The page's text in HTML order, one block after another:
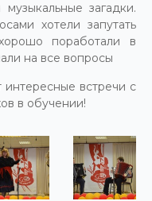
загадки.
хотели запутать
поработали в
на все вопросы
встречи с
в обучении!